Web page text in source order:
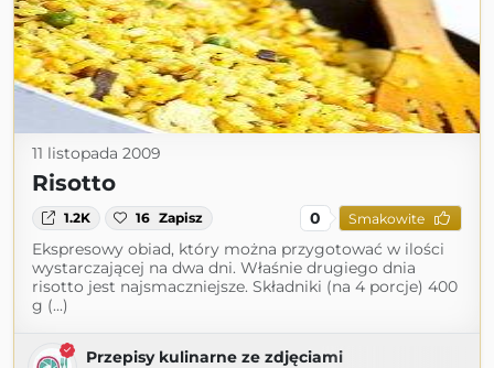
11 listopada 2009
Risotto
1.2K 16 Zapisz 0 Smakowite
Ekspresowy obiad, który można przygotować w ilości
wystarczającej na dwa dni. Właśnie drugiego dnia
risotto jest najsmaczniejsze. Składniki (na 4 porcje) 400
g (...)
Przepisy kulinarne ze zdjęciami